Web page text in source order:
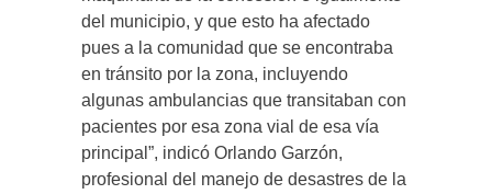
del municipio, y que esto ha afectado
pues a la comunidad que se encontraba
en tránsito por la zona, incluyendo
algunas ambulancias que transitaban con
pacientes por esa zona vial de esa vía
principal”, indicó Orlando Garzón,
profesional del manejo de desastres de la